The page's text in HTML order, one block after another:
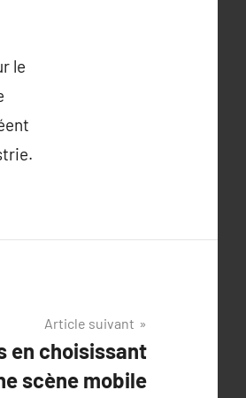
le
Article suivant
en choisissant
scène mobile